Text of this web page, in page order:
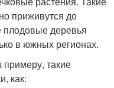
приживутся до
плодовые деревья
в южных регионах.
такие
как: